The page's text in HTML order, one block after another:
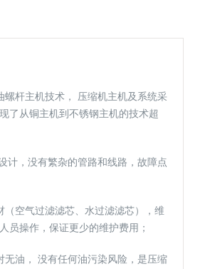
螺杆主机技术， 压缩机主机及系统采
了从铜主机到不锈钢主机的技术超
计，没有繁杂的管路和线路，故障点
（空气过滤滤芯、水过滤滤芯），维
员操作，保证更少的维护费用；
无油， 没有任何油污染风险，是压缩